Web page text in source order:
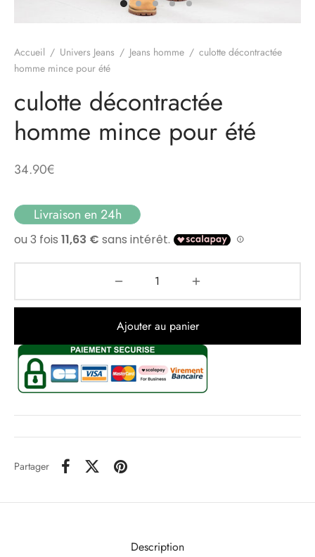
Accueil / Univers Jeans / Jeans homme / culotte décontractée
homme mince pour été
culotte décontractée
homme mince pour été
34.90€
Livraison en 24h
Ajouter au panier
Partager
Description